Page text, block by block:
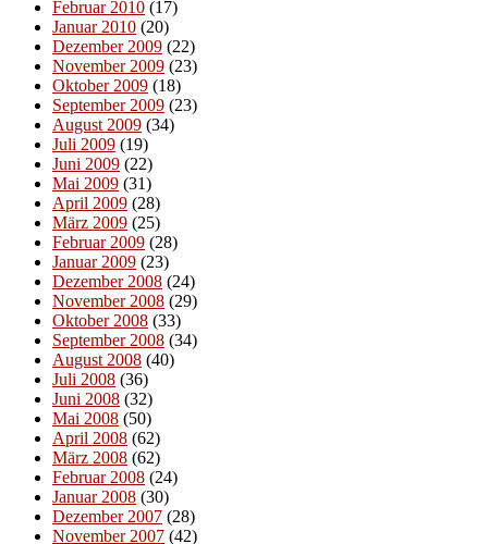
Februar 2010 (17)
Januar 2010 (20)
Dezember 2009 (22)
November 2009 (23)
Oktober 2009 (18)
September 2009 (23)
August 2009 (34)
Juli 2009 (19)
Juni 2009 (22)
Mai 2009 (31)
April 2009 (28)
März 2009 (25)
Februar 2009 (28)
Januar 2009 (23)
Dezember 2008 (24)
November 2008 (29)
Oktober 2008 (33)
September 2008 (34)
August 2008 (40)
Juli 2008 (36)
Juni 2008 (32)
Mai 2008 (50)
April 2008 (62)
März 2008 (62)
Februar 2008 (24)
Januar 2008 (30)
Dezember 2007 (28)
November 2007 (42)